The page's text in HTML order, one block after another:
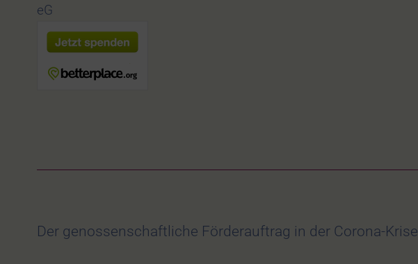
eG
Der genossenschaftliche Förderauftrag in der Corona-Krise